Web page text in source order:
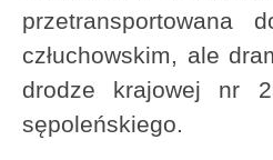
przetransportowana
człuchowskim, ale
drodze krajowej nr
sępoleńskiego.